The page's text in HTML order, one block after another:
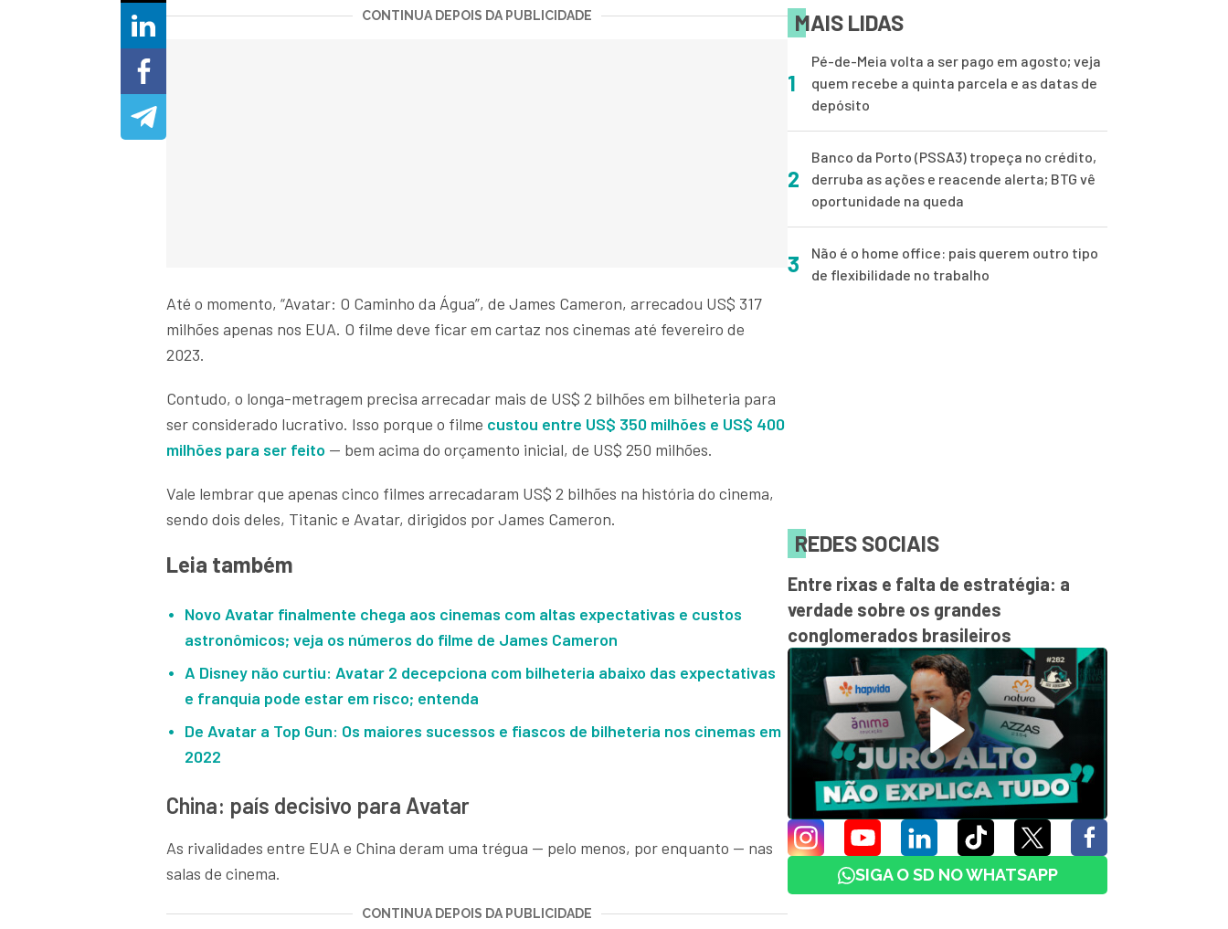
CONTINUA DEPOIS DA PUBLICIDADE
Até o momento, “Avatar: O Caminho da Água”, de James Cameron, arrecadou US$ 317
milhões apenas nos EUA. O filme deve ficar em cartaz nos cinemas até fevereiro de
2023.
Contudo, o longa-metragem precisa arrecadar mais de US$ 2 bilhões em bilheteria para
ser considerado lucrativo. Isso porque o filme custou entre US$ 350 milhões e US$ 400
milhões para ser feito — bem acima do orçamento inicial, de US$ 250 milhões.
Vale lembrar que apenas cinco filmes arrecadaram US$ 2 bilhões na história do cinema,
sendo dois deles, Titanic e Avatar, dirigidos por James Cameron.
Leia também
Novo Avatar finalmente chega aos cinemas com altas expectativas e custos
astronômicos; veja os números do filme de James Cameron
A Disney não curtiu: Avatar 2 decepciona com bilheteria abaixo das expectativas
e franquia pode estar em risco; entenda
De Avatar a Top Gun: Os maiores sucessos e fiascos de bilheteria nos cinemas em
2022
China: país decisivo para Avatar
As rivalidades entre EUA e China deram uma trégua — pelo menos, por enquanto — nas
salas de cinema.
CONTINUA DEPOIS DA PUBLICIDADE
MAIS LIDAS
1
Pé-de-Meia volta a ser pago em agosto; veja
quem recebe a quinta parcela e as datas de
depósito
2
Banco da Porto (PSSA3) tropeça no crédito,
derruba as ações e reacende alerta; BTG vê
oportunidade na queda
3
Não é o home office: pais querem outro tipo
de flexibilidade no trabalho
REDES SOCIAIS
Entre rixas e falta de estratégia: a
verdade sobre os grandes
conglomerados brasileiros
SIGA O SD NO WHATSAPP